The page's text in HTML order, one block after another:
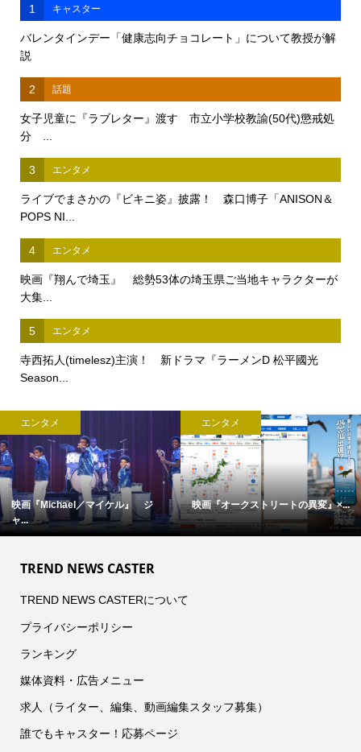
1 キャスター
バレンタインデー「健康志向チョコレート」について教授が解
説
2 話題
女子児童に『ラブレター』渡す 市立小学校教諭(50代)懲戒処
分 ...
3 エンタメ
ライブでまさかの『ビキニ姿』披露！ 森口博子「ANISON＆
POPS NI...
4 エンタメ
映画『翔んで埼玉』 総勢53体の埼玉県ご当地キャラクターが
大集...
5 エンタメ
寺西拓人(timelesz)主演！ 新ドラマ『ラーメンD 松平國光
Season...
エンタメ
映画『Michael／マイケル』 ジ
ャ...
エンタメ
映画『オークストリートの異変』×...
TREND NEWS CASTER
TREND NEWS CASTERについて
プライバシーポリシー
ランキング
媒体資料・広告メニュー
求人（ライター、編集、動画編集スタッフ募集）
誰でもキャスター！応募ページ